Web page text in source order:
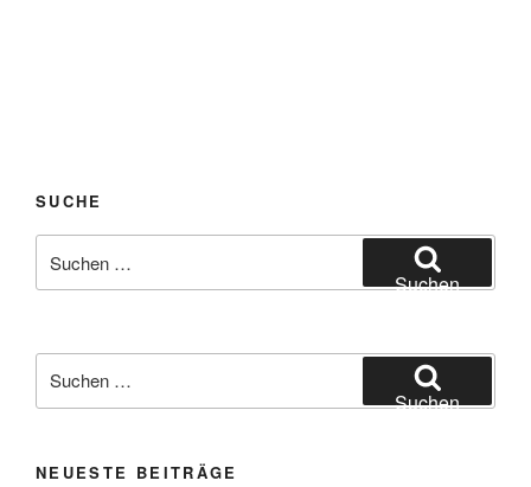
SUCHE
nach:
Suchen
nach:
Suchen
NEUESTE BEITRÄGE